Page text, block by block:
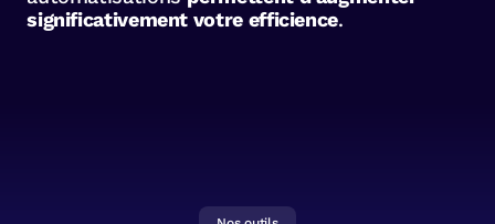
significativement votre efficience.